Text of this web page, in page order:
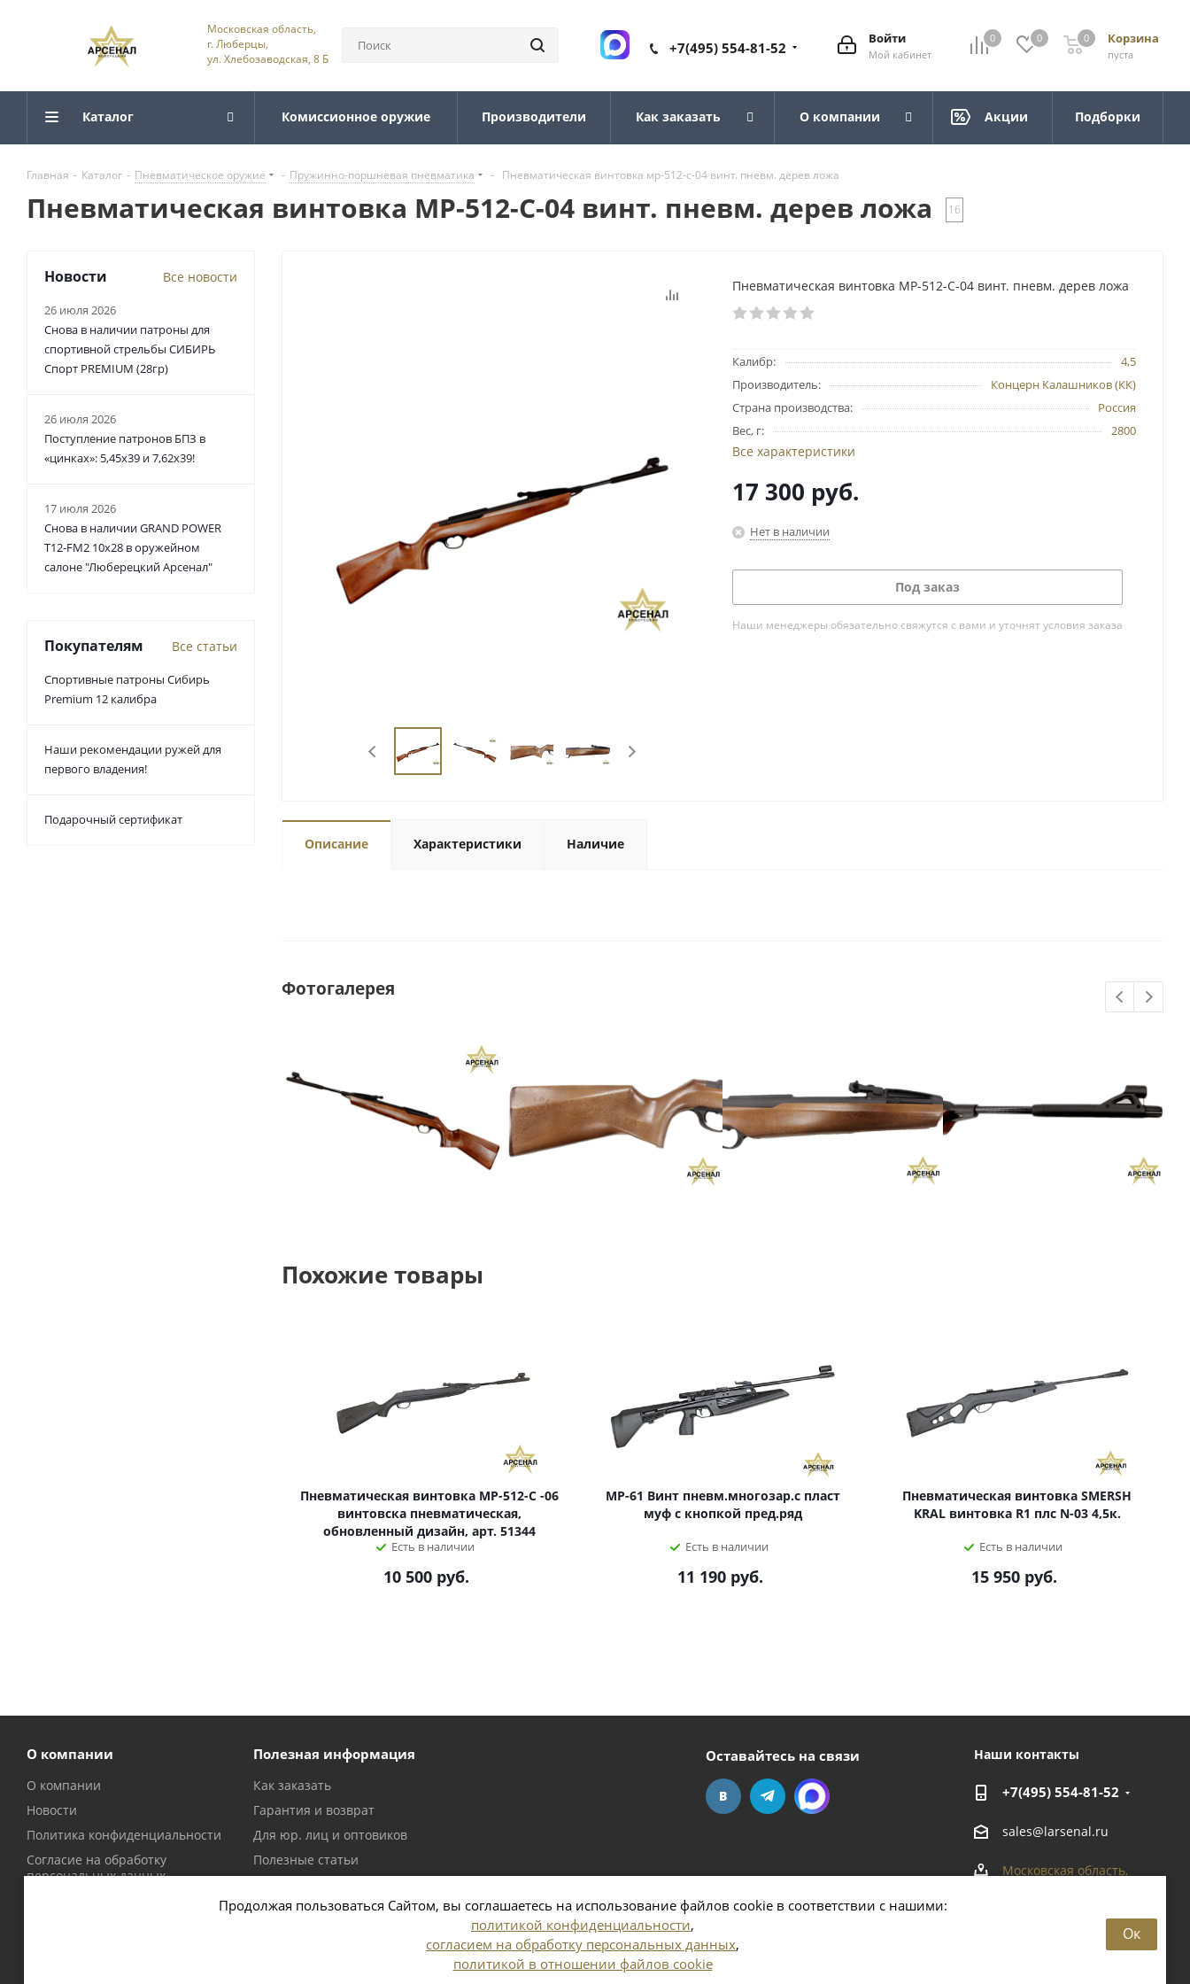
Продолжая пользоваться Сайтом, вы соглашаетесь на использование файлов cookie в соответствии с нашими:
политикой конфиденциальности,
согласием на обработку персональных данных,
политикой в отношении файлов cookie
Ок
Московская область,
г. Люберцы,
ул. Хлебозаводская, 8 Б
0 0 Корзина
пуста
0
Войти
Мой кабинет
+7(495) 554-81-52
Каталог Комиссионное оружие Производители Как заказать О компании Акции Подборки
Главная - Каталог - Пневматическое оружие - Пружинно-поршневая пневматика - Пневматическая винтовка мр-512-с-04 винт. пневм. дерев ложа
Пневматическая винтовка МР-512-С-04 винт. пневм. дерев ложа 16
Пневматическая винтовка МР-512-С-04 винт. пневм. дерев ложа
Калибр:
4,5
Производитель:
Концерн Калашников (КК)
Страна производства:
Россия
Вес, г:
2800
Все характеристики
17 300 руб.
Нет в наличии
Под заказ
Наши менеджеры обязательно свяжутся с вами и уточнят условия заказа
Описание Характеристики Наличие
Фотогалерея
Похожие товары
Пневматическая винтовка МР-512-С -06
винтовска пневматическая,
обновленный дизайн, арт. 51344
Есть в наличии
10 500руб.
МР-61 Винт пневм.многозар.с пласт
муф с кнопкой пред.ряд
Есть в наличии
11 190руб.
Пневматическая винтовка SMERSH
KRAL винтовка R1 плс N-03 4,5к.
Есть в наличии
15 950руб.
Новости Все новости
26 июля 2026
Снова в наличии патроны для
спортивной стрельбы СИБИРЬ
Спорт PREMIUM (28гр)
26 июля 2026
Поступление патронов БПЗ в
«цинках»: 5,45х39 и 7,62х39!
17 июля 2026
Снова в наличии GRAND POWER
T12-FM2 10x28 в оружейном
салоне "Люберецкий Арсенал"
Покупателям Все статьи
Спортивные патроны Сибирь
Premium 12 калибра
Наши рекомендации ружей для
первого владения!
Подарочный сертификат
О компании
О компании
Новости
Политика конфиденциальности
Согласие на обработку
персональных данных
Полезная информация
Как заказать
Гарантия и возврат
Для юр. лиц и оптовиков
Полезные статьи
Оставайтесь на связи Наши контакты
+7(495) 554-81-52
sales@larsenal.ru
Московская область,